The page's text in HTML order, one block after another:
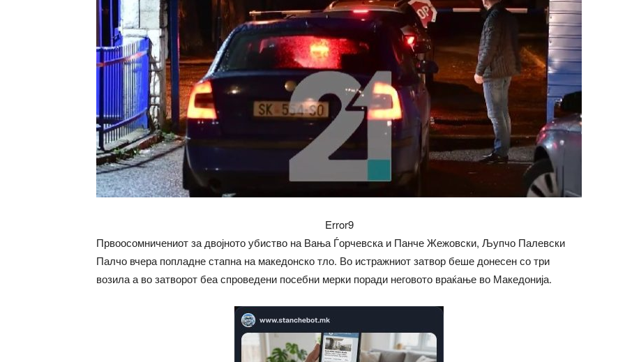
Error9
Првоосомничениот за двојното убиство на Вања Ѓорчевска и Панче Жежовски, Љупчо Палевски
Палчо вчера попладне стапна на македонско тло. Во истражниот затвор беше донесен со три
возила а во затворот беа спроведени посебни мерки поради неговото враќање во Македонија.